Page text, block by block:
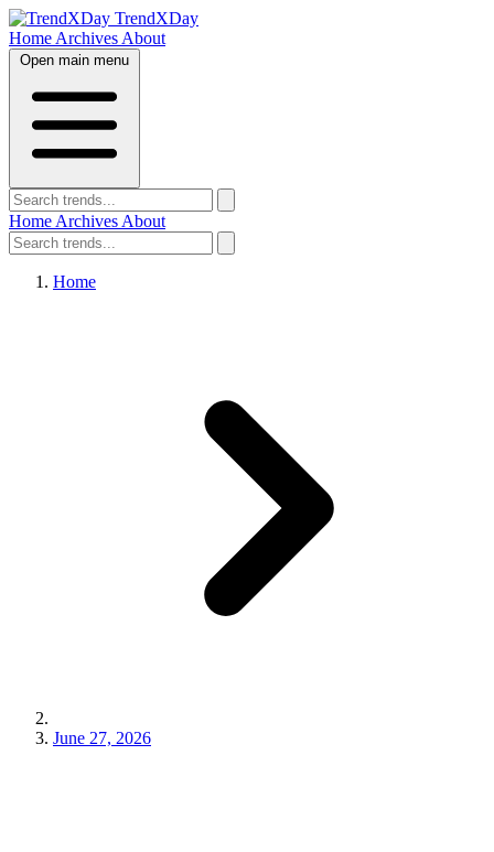
TrendXDay
Home Archives About
Open main menu
Home Archives About
Home
June 27, 2026